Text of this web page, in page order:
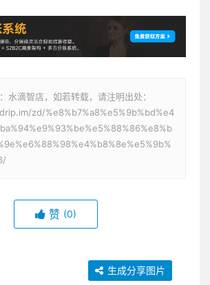
水滴智店，如若转载，请注明出处：
zd/%e8%b7%a8%e5%9b%bd%e4
赞 (0)
生成分享图片